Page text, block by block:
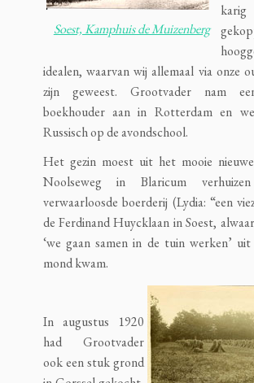
Soest, Kamphuis de Muizenberg
idealen, waarvan wij allemaal via onze
zijn geweest. Grootvader nam
boekhouder aan in Rotterdam en
Russisch op de avondschool.
Het gezin moest uit het mooie
Noolseweg in Blaricum
verwaarloosde boerderij (Lydia: “een
de Ferdinand Huycklaan in Soest,
‘we gaan samen in de tuin werken’
mond kwam.
In augustus 1920
had Grootvader
ook een stuk grond